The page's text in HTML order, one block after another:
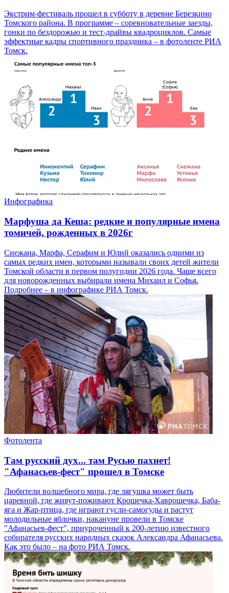
Экстрим-фестиваль прошел в субботу в деревне Березкино
Томского района. В программе – соревновательные заезды,
гонки по бездорожью и тест-драйвы квадроциклов. Самые
эффектные кадры спортивного праздника – в фотоленте РИА
Томск.
Инфографика
Марфуша да Кеша: редкие и популярные имена
томичей, рожденных в 2026г
Снежана, Марфа, Серафим и Юлий оказались одними из
самых редких имен, которыми называли своих детей жители
Томской области в первом полугодии 2026 года. Чаще всего
для новорожденных выбирали имена Михаил и Софья.
Подробнее – в инфографике РИА Томск.
Фотолента
Там русский дух... там Русью пахнет!
"Афанасьев-фест" прошел в Томске
Любители волшебного мира, где лягушка может быть
царевной, где живут-поживают Крошечка-Хаврошечка, Баба-
яга и Жар-птица, где играют гусли-самогуды и растут
молодильные яблочки, накануне провели в Томске
"Афанасьев-фест", приуроченный к 200-летию известного
собирателя русских народных сказок Александра Афанасьева.
Как это было – на фото РИА Томск.